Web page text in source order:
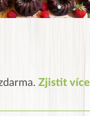
Zjistit více